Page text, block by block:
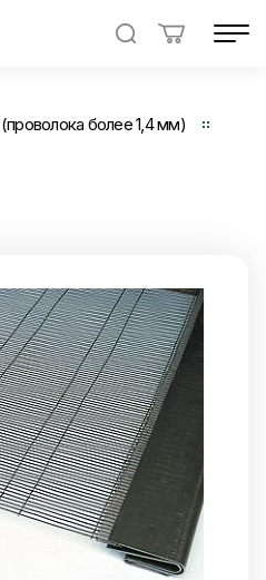
более 1,4 мм)